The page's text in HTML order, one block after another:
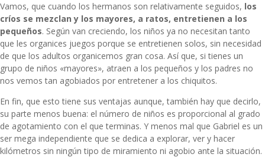
Vamos, que cuando los hermanos son relativamente seguidos, los
críos se mezclan y los mayores, a ratos, entretienen a los
pequeños. Según van creciendo, los niños ya no necesitan tanto
que les organices juegos porque se entretienen solos, sin necesidad
de que los adultos organicemos gran cosa. Así que, si tienes un
grupo de niños «mayores», atraen a los pequeños y los padres no
nos vemos tan agobiados por entretener a los chiquitos.
En fin, que esto tiene sus ventajas aunque, también hay que decirlo,
su parte menos buena: el número de niños es proporcional al grado
de agotamiento con el que terminas. Y menos mal que Gabriel es un
ser mega independiente que se dedica a explorar, ver y hacer
kilómetros sin ningún tipo de miramiento ni agobio ante la situación.